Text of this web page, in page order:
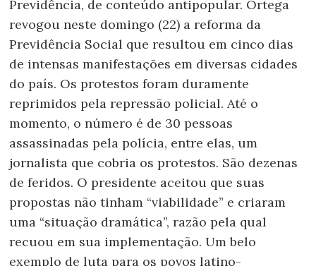
Previdência, de conteúdo antipopular. Ortega
revogou neste domingo (22) a reforma da
Previdência Social que resultou em cinco dias
de intensas manifestações em diversas cidades
do país. Os protestos foram duramente
reprimidos pela repressão policial. Até o
momento, o número é de 30 pessoas
assassinadas pela polícia, entre elas, um
jornalista que cobria os protestos. São dezenas
de feridos. O presidente aceitou que suas
propostas não tinham “viabilidade” e criaram
uma “situação dramática”, razão pela qual
recuou em sua implementação. Um belo
exemplo de luta para os povos latino-